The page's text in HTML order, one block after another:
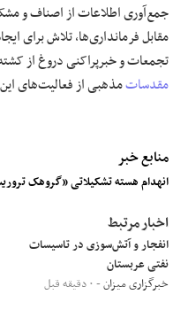
جمع‌آوری اطلاعات از اصناف و
مقابل فرمانداری‌ها، تلاش برای
تجمعات و خبرپراکنی دروغ از
مقدساتمذهبی از فعالیت‌های
منابع خبر
انهدام هسته تشکیلاتی «گروهک
اخبار مرتبط
انفجار و آتش‌سوزی در تاسیسات
نفتی عربستان
خبرگزاری میزان- ۰ دقیقه قبل